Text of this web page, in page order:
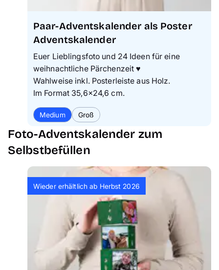
Paar-Adventskalender als Poster
Adventskalender
Euer Lieblingsfoto und 24 Ideen für eine
weihnachtliche Pärchenzeit ♥️
Wahlweise inkl. Posterleiste aus Holz.
Im Format 35,6×24,6 cm.
Medium Groß
Foto-Adventskalender zum
Selbstbefüllen
Wieder erhältlich ab Herbst 2026